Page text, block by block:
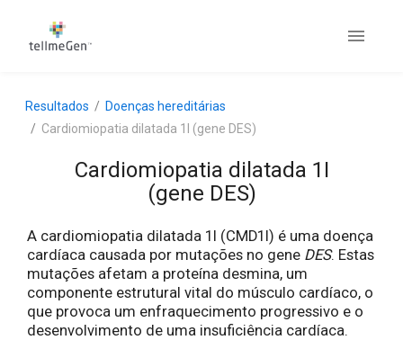
Resultados
Doenças hereditárias
Cardiomiopatia dilatada 1I (gene DES)
Cardiomiopatia dilatada 1I
(gene DES)
A cardiomiopatia dilatada 1I (CMD1I) é uma doença
cardíaca causada por mutações no gene DES. Estas
mutações afetam a proteína desmina, um
componente estrutural vital do músculo cardíaco, o
que provoca um enfraquecimento progressivo e o
desenvolvimento de uma insuficiência cardíaca.